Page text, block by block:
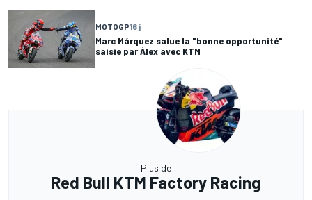
MOTOGP16 j
Marc Márquez salue la "bonne opportunité"
saisie par Álex avec KTM
Plus de
Red Bull KTM Factory Racing